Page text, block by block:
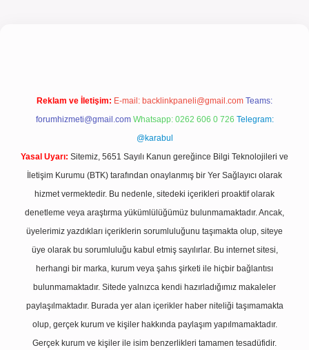
Reklam ve İletişim: E-mail: backlinkpaneli@gmail.com Teams:
forumhizmeti@gmail.com Whatsapp: 0262 606 0 726 Telegram:
@karabul
Yasal Uyarı: Sitemiz, 5651 Sayılı Kanun gereğince Bilgi Teknolojileri ve
İletişim Kurumu (BTK) tarafından onaylanmış bir Yer Sağlayıcı olarak
hizmet vermektedir. Bu nedenle, sitedeki içerikleri proaktif olarak
denetleme veya araştırma yükümlülüğümüz bulunmamaktadır. Ancak,
üyelerimiz yazdıkları içeriklerin sorumluluğunu taşımakta olup, siteye
üye olarak bu sorumluluğu kabul etmiş sayılırlar. Bu internet sitesi,
herhangi bir marka, kurum veya şahıs şirketi ile hiçbir bağlantısı
bulunmamaktadır. Sitede yalnızca kendi hazırladığımız makaleler
paylaşılmaktadır. Burada yer alan içerikler haber niteliği taşımamakta
olup, gerçek kurum ve kişiler hakkında paylaşım yapılmamaktadır.
Gerçek kurum ve kişiler ile isim benzerlikleri tamamen tesadüfidir.